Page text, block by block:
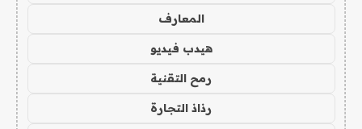
المعارف
هيدب فيديو
رمح التقنية
رذاذ التجارة